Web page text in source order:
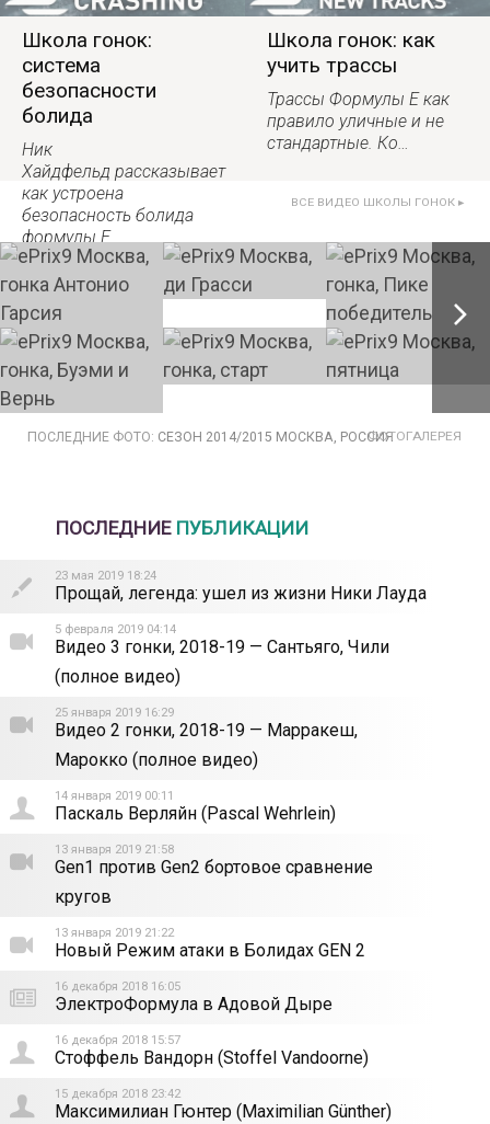
Школа гонок:
система
безопасности
болида
Ник
Хайдфельд рассказывает
как устроена
безопасность болида
формулы Е.
Школа гонок: как
учить трассы
Трассы Формулы Е как
правило уличные и не
стандартные. Ко…
ВСЕ ВИДЕО ШКОЛЫ ГОНОК ▸
ПОСЛЕДНИЕ ФОТО: СЕЗОН 2014/2015 МОСКВА, РОССИЯФОТОГАЛЕРЕЯ
ПОСЛЕДНИЕ ПУБЛИКАЦИИ
23 мая 2019 18:24
Прощай, легенда: ушел из жизни Ники Лауда
5 февраля 2019 04:14
Видео 3 гонки, 2018-19 — Сантьяго, Чили
(полное видео)
25 января 2019 16:29
Видео 2 гонки, 2018-19 — Марракеш,
Марокко (полное видео)
14 января 2019 00:11
Паскаль Верляйн (Pascal Wehrlein)
13 января 2019 21:58
Gen1 против Gen2 бортовое сравнение
кругов
13 января 2019 21:22
Новый Режим атаки в Болидах GEN 2
16 декабря 2018 16:05
ЭлектроФормула в Адовой Дыре
16 декабря 2018 15:57
Стоффель Вандорн (Stoffel Vandoorne)
15 декабря 2018 23:42
Максимилиан Гюнтер (Maximilian Günther)